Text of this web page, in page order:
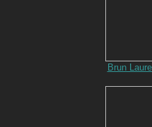
Brun